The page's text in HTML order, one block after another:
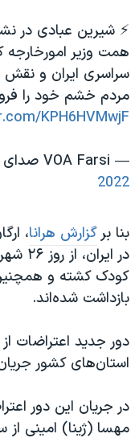
⚡️ شیرین عبادی در
همت وزیر امورخارجه
مردم خشم خود را
KPH6HVMwjF
— VOA Farsi صدای آمریکا (@VOAfarsi)
2022
بنا برگزارش هرانا،
بازداشت شده‌اند.
استان‌های کشور
در جریان این دور
مهسا (ژینا) امینی